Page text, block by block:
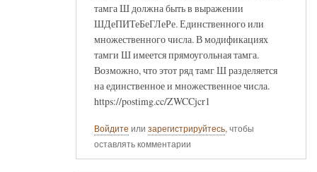
тамга Ш должна быть в выражении
ШДеПИТеБеГЛеРе. Единственного или
множественного числа. В модификациях
тамги Ш имеется прямоугольная тамга.
Возможно, что этот ряд тамг Ш разделяется
на единственное и множественное числа.
https://postimg.cc/ZWCCjcr1
Войдите или зарегистрируйтесь, чтобы
оставлять комментарии